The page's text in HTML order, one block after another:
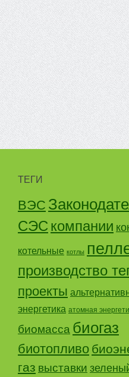
ТЕГИ
ВЭС
СЭС компании
котельные котлы
производство
проекты
энергетика атомная
биомасса биогаз
биотопливо
газ выставки